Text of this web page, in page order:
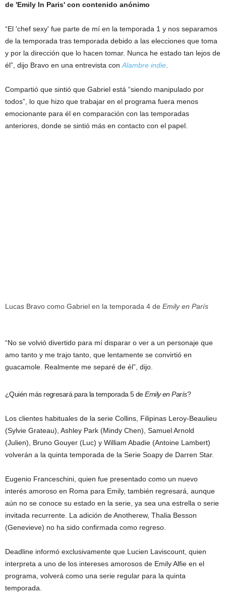
de 'Emily In Paris' con contenido anónimo
“El 'chef sexy' fue parte de mí en la temporada 1 y nos separamos
de la temporada tras temporada debido a las elecciones que toma
y por la dirección que lo hacen tomar. Nunca he estado tan lejos de
él”, dijo Bravo en una entrevista conAlambre indie.
Compartió que sintió que Gabriel está “siendo manipulado por
todos”, lo que hizo que trabajar en el programa fuera menos
emocionante para él en comparación con las temporadas
anteriores, donde se sintió más en contacto con el papel.
Lucas Bravo como Gabriel en la temporada 4 de Emily en París
“No se volvió divertido para mí disparar o ver a un personaje que
amo tanto y me trajo tanto, que lentamente se convirtió en
guacamole. Realmente me separé de él”, dijo.
¿Quién más regresará para la temporada 5 deEmily en París?
Los clientes habituales de la serie Collins, Filipinas Leroy-Beaulieu
(Sylvie Grateau), Ashley Park (Mindy Chen), Samuel Arnold
(Julien), Bruno Gouyer (Luc) y William Abadie (Antoine Lambert)
volverán a la quinta temporada de la Serie Soapy de Darren Star.
Eugenio Franceschini, quien fue presentado como un nuevo
interés amoroso en Roma para Emily, también regresará, aunque
aún no se conoce su estado en la serie, ya sea una estrella o serie
invitada recurrente. La adición de Anotherew, Thalia Besson
(Genevieve) no ha sido confirmada como regreso.
Deadline informó exclusivamente que Lucien Laviscount, quien
interpreta a uno de los intereses amorosos de Emily Alfie en el
programa, volverá como una serie regular para la quinta
temporada.